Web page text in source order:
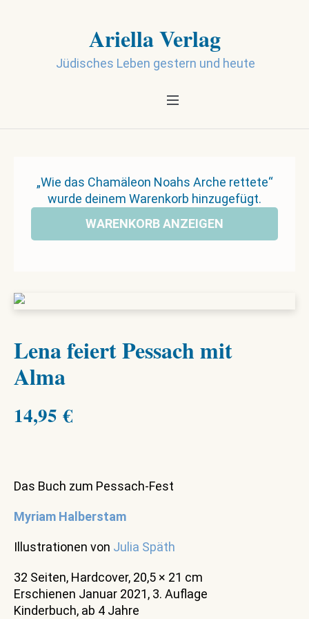
Ariella Verlag
Jüdisches Leben gestern und heute
„Wie das Chamäleon Noahs Arche rettete“
wurde deinem Warenkorb hinzugefügt.
WARENKORB ANZEIGEN
Lena feiert Pessach mit
Alma
14,95 €
Das Buch zum Pessach-Fest
Myriam Halberstam
Illustrationen von Julia Späth
32 Seiten, Hardcover, 20,5 × 21 cm
Erschienen Januar 2021, 3. Auflage
Kinderbuch, ab 4 Jahre